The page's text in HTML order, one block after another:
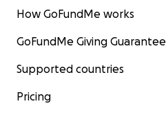
How GoFundMe works
GoFundMe Giving Guarantee
Supported countries
Pricing